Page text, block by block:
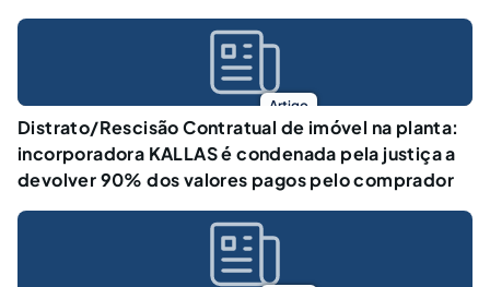
Artigo
Distrato/Rescisão Contratual de imóvel na planta:
incorporadora KALLAS é condenada pela justiça a
devolver 90% dos valores pagos pelo comprador